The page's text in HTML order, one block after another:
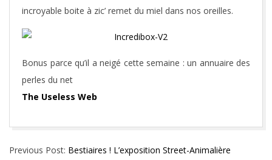
incroyable boite à zic’ remet du miel dans nos oreilles.
Bonus parce qu’il a neigé cette semaine : un annuaire des
perles du net
The Useless Web
01-
Previous Post: Bestiaires ! L’exposition Street-Animalière